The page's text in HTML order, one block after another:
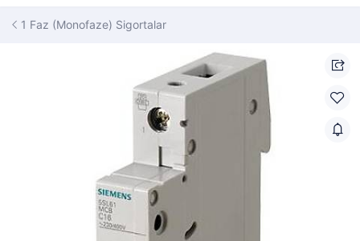
1 Faz (Monofaze) Sigortalar